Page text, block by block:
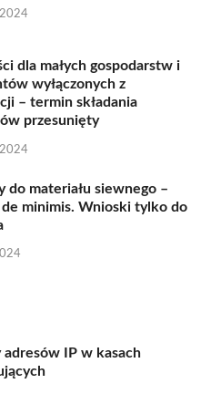
dla małych gospodarstw i
wyłączonych z
– termin składania
przesunięty
do materiału siewnego –
de minimis. Wnioski tylko do
adresów IP w kasach